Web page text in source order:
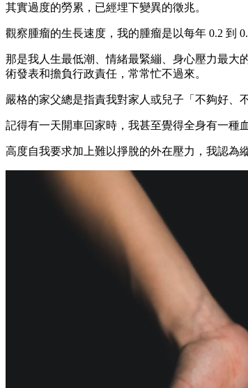
其實過度的勞累，已經埋下變異的徵兆。
觀察腫瘤的生長速度，我的腫瘤是以每年 0.2 到
那是我人生最低潮、情緒最緊繃、身心壓力最大
術發表和擔負行政責任，常常忙不過來。
嚴格的家父總是指責我對家人或兒子「不夠好、
記得有一天開車回家時，我甚至覺得全身有一
高度自我要求加上難以掙脫的外在壓力，我認為